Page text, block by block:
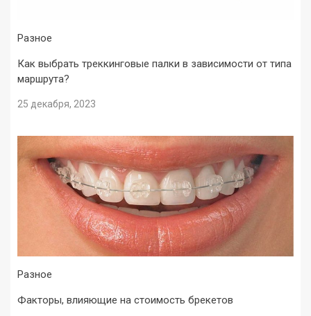
Разное
Как выбрать треккинговые палки в зависимости от типа
маршрута?
25 декабря, 2023
Разное
Факторы, влияющие на стоимость брекетов